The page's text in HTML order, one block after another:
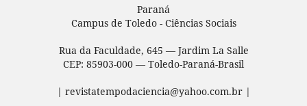
Paraná
Campus de Toledo - Ciências Sociais
Rua da Faculdade, 645 — Jardim La Salle
CEP: 85903-000 — Toledo-Paraná-Brasil
| revistatempodaciencia@yahoo.com.br |